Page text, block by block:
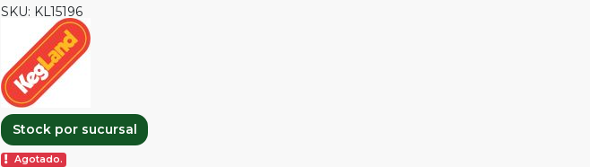
SKU: KL15196
Stock por sucursal
Agotado.